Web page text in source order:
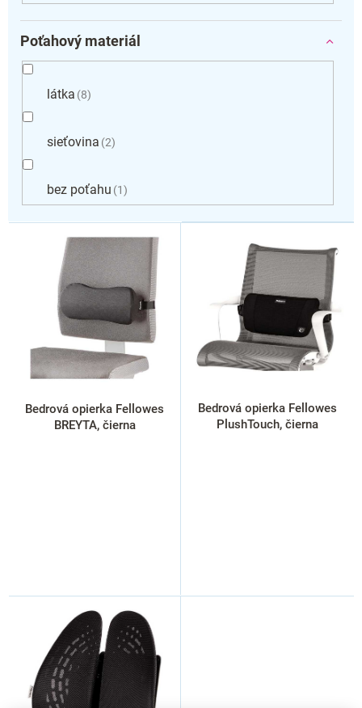
Poťahový materiál
látka 8
sieťovina 2
bez poťahu 1
V
Bedrová opierka Fellowes
BREYTA, čierna
Bedrová opierka Fellowes
PlushTouch, čierna